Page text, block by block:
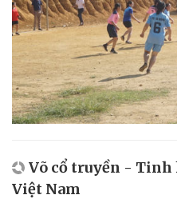
Võ cổ truyền - Tinh
Việt Nam